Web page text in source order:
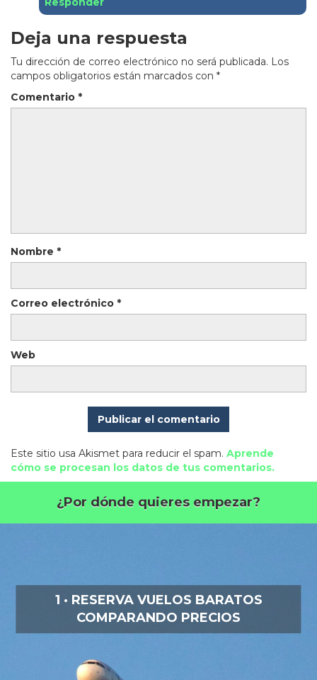
Deja una respuesta
Tu dirección de correo electrónico no será publicada. Los
campos obligatorios están marcados con *
Comentario *
Nombre *
Correo electrónico *
Web
Este sitio usa Akismet para reducir el spam. Aprende
cómo se procesan los datos de tus comentarios.
¿Por dónde quieres empezar?
1 · RESERVA VUELOS BARATOS
COMPARANDO PRECIOS